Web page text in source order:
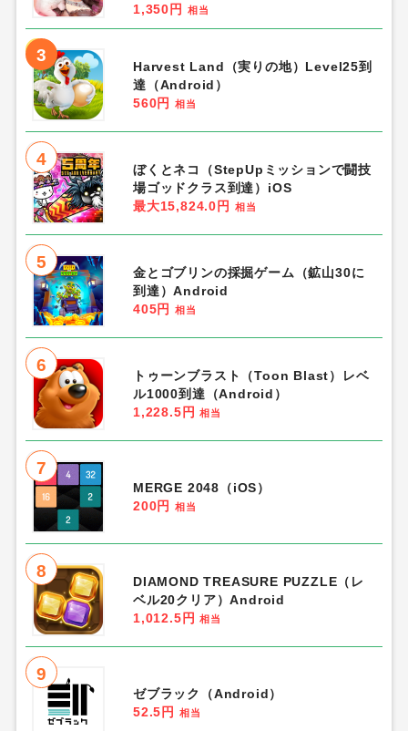
1,350円
相当
3
Harvest Land（実りの地）Level25到
達（Android）
560円
相当
4
ぼくとネコ（StepUpミッションで闘技
場ゴッドクラス到達）iOS
最大15,824.0円
相当
5
金とゴブリンの採掘ゲーム（鉱山30に
到達）Android
405円
相当
6
トゥーンブラスト（Toon Blast）レベ
ル1000到達（Android）
1,228.5円
相当
7
MERGE 2048（iOS）
200円
相当
8
DIAMOND TREASURE PUZZLE（レ
ベル20クリア）Android
1,012.5円
相当
9
ゼブラック（Android）
52.5円
相当